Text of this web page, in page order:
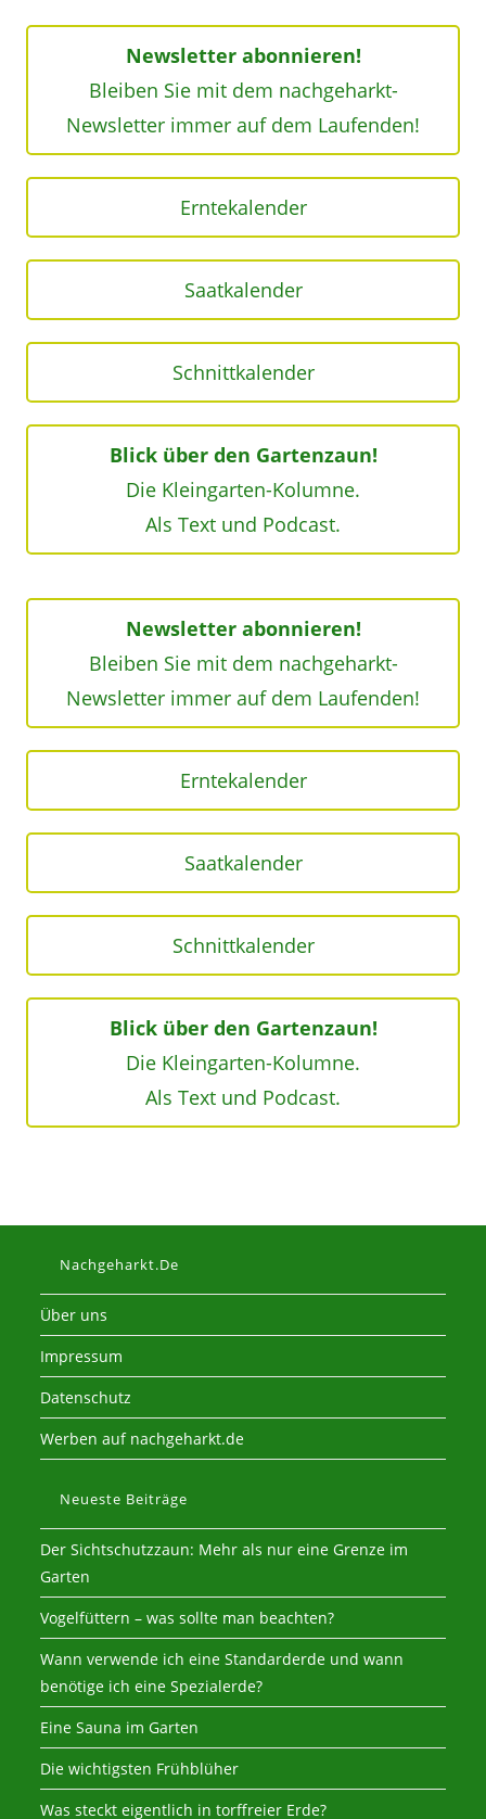
Newsletter abonnieren!
Bleiben Sie mit dem nachgeharkt-
Newsletter immer auf dem Laufenden!
Erntekalender
Saatkalender
Schnittkalender
Blick über den Gartenzaun!
Die Kleingarten-Kolumne.
Als Text und Podcast.
Newsletter abonnieren!
Bleiben Sie mit dem nachgeharkt-
Newsletter immer auf dem Laufenden!
Erntekalender
Saatkalender
Schnittkalender
Blick über den Gartenzaun!
Die Kleingarten-Kolumne.
Als Text und Podcast.
Nachgeharkt.de
Über uns
Impressum
Datenschutz
Werben auf nachgeharkt.de
Neueste Beiträge
Der Sichtschutzzaun: Mehr als nur eine Grenze im
Garten
Vogelfüttern – was sollte man beachten?
Wann verwende ich eine Standarderde und wann
benötige ich eine Spezialerde?
Eine Sauna im Garten
Die wichtigsten Frühblüher
Was steckt eigentlich in torffreier Erde?